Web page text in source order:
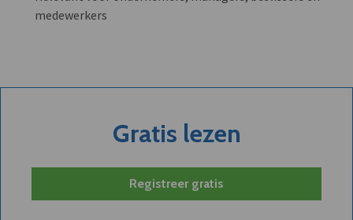
medewerkers
Gratis lezen
Registreer gratis